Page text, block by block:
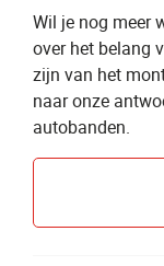
Wil je nog meer
over het belang
zijn van het
naar onze
autobanden.